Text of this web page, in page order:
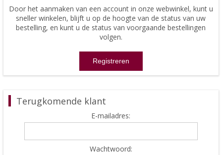
Door het aanmaken van een account in onze webwinkel, kunt u
sneller winkelen, blijft u op de hoogte van de status van uw
bestelling, en kunt u de status van voorgaande bestellingen
volgen.
Terugkomende klant
E-mailadres:
Wachtwoord: